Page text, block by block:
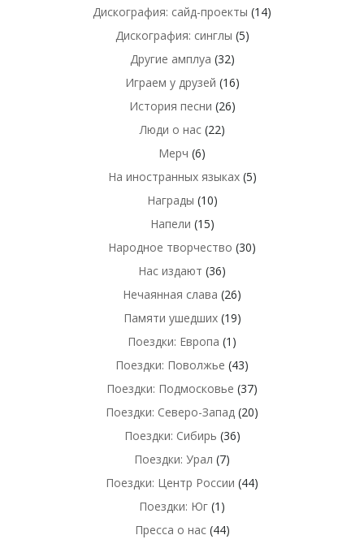
Дискография: сайд-проекты (14)
Дискография: синглы (5)
Другие амплуа (32)
Играем у друзей (16)
История песни (26)
Люди о нас(22)
Мерч (6)
На иностранных языках(5)
Награды (10)
Напели (15)
Народное творчество (30)
Нас издают (36)
Нечаянная слава (26)
Памяти ушедших(19)
Поездки: Европа (1)
Поездки: Поволжье (43)
Поездки: Подмосковье (37)
Поездки: Северо-Запад (20)
Поездки: Сибирь (36)
Поездки: Урал (7)
Поездки: Центр России (44)
Поездки: Юг (1)
Пресса о нас(44)